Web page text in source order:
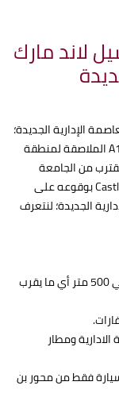
لاند مارك
الإدارية الجديدة؛
في الحي السكني السابع وتحديداً في قطعة أرض A1 الملاصقة لمنطقة
من الجامعة
البريطانية جداً، كما يتميز Castle Landmark New Capital بوقوعه على
الجديدة؛ لنتعرف
يبعد كمبوند كاسيل لاند مارك عن الكاتدرائية بجوالي 500 متر أي ما يقرب
ومطار
فقط من محور بن